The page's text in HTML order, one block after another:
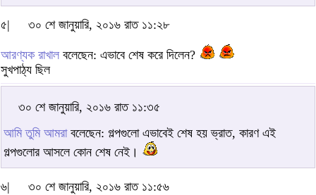
৫| ৩০ শে জানুয়ারি, ২০১৬ রাত ১১:২৮
আরণ্যক রাখাল বলেছেন: এভাবে শেষ করে দিলেন?
সুখপাঠ্য ছিল
৩০ শে জানুয়ারি, ২০১৬ রাত ১১:৩৫
আমি তুমি আমরাবলেছেন: গল্পগুলো এভাবেই শেষ হয় ভ্রাত, কারণ এই
গল্পগুলোর আসলে কোন শেষ নেই।
৬|
৩০ শে জানুয়ারি, ২০১৬ রাত ১১:৫৬